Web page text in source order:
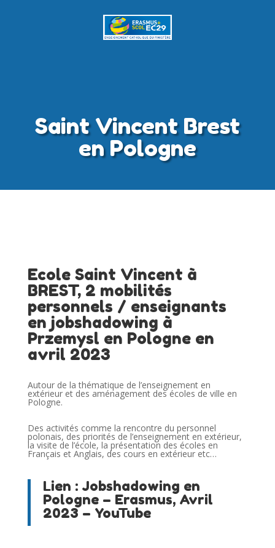
Saint Vincent Brest
en Pologne
Ecole Saint Vincent à
BREST, 2 mobilités
personnels / enseignants
en jobshadowing à
Przemysl en Pologne en
avril 2023
Autour de la thématique de l’enseignement en
extérieur et des aménagement des écoles de ville en
Pologne.
Des activités comme la rencontre du personnel
polonais, des priorités de l’enseignement en extérieur,
la visite de l’école, la présentation des écoles en
Français et Anglais, des cours en extérieur etc…
Lien : Jobshadowing en
Pologne – Erasmus, Avril
2023 – YouTube